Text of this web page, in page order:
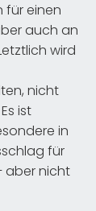
für einen
auch an
wird
nicht
ist
in
für
aber nicht